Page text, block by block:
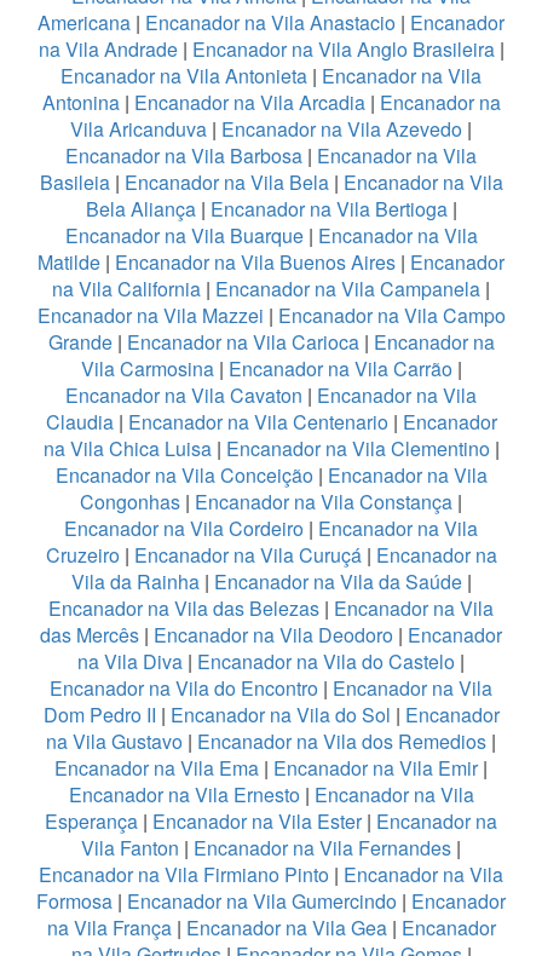
Americana | Encanador na Vila Anastacio | Encanador
na Vila Andrade| Encanador na Vila Anglo Brasileira|
Encanador na Vila Antonieta | Encanador na Vila
Antonina| Encanador na Vila Arcadia | Encanador na
Vila Aricanduva | Encanador na Vila Azevedo |
Encanador na Vila Barbosa | Encanador na Vila
Basileia| Encanador na Vila Bela| Encanador na Vila
Bela Aliança| Encanador na Vila Bertioga|
Encanador na Vila Buarque| Encanador na Vila
Matilde | Encanador na Vila Buenos Aires | Encanador
na Vila California | Encanador na Vila Campanela |
Encanador na Vila Mazzei | Encanador na Vila Campo
Grande| Encanador na Vila Carioca| Encanador na
Vila Carmosina| Encanador na Vila Carrão|
Encanador na Vila Cavaton | Encanador na Vila
Claudia| Encanador na Vila Centenario| Encanador
na Vila Chica Luisa | Encanador na Vila Clementino|
Encanador na Vila Conceição| Encanador na Vila
Congonhas | Encanador na Vila Constança |
Encanador na Vila Cordeiro | Encanador na Vila
Cruzeiro | Encanador na Vila Curuçá | Encanador na
Vila da Rainha | Encanador na Vila da Saúde|
Encanador na Vila das Belezas | Encanador na Vila
das Mercês | Encanador na Vila Deodoro | Encanador
na Vila Diva | Encanador na Vila do Castelo |
Encanador na Vila do Encontro | Encanador na Vila
Dom Pedro II | Encanador na Vila do Sol | Encanador
na Vila Gustavo | Encanador na Vila dos Remedios |
Encanador na Vila Ema | Encanador na Vila Emir|
Encanador na Vila Ernesto| Encanador na Vila
Esperança | Encanador na Vila Ester| Encanador na
Vila Fanton | Encanador na Vila Fernandes |
Encanador na Vila Firmiano Pinto | Encanador na Vila
Formosa | Encanador na Vila Gumercindo | Encanador
na Vila França| Encanador na Vila Gea| Encanador